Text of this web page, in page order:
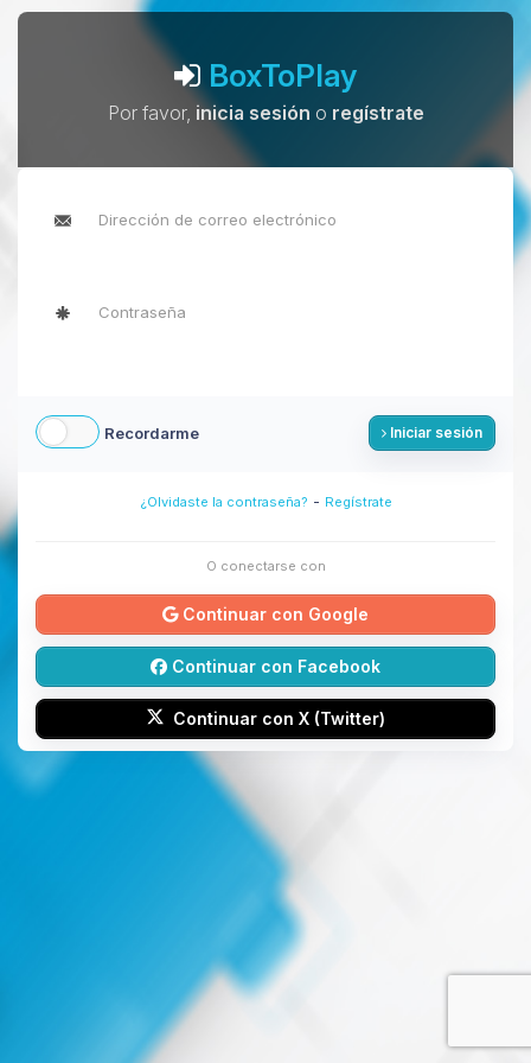
BoxToPlay
Por favor, inicia sesión o regístrate
Recordarme Iniciar sesión
¿Olvidaste la contraseña? - Regístrate
O conectarse con
Continuar con Google
Continuar con Facebook
Continuar con X (Twitter)